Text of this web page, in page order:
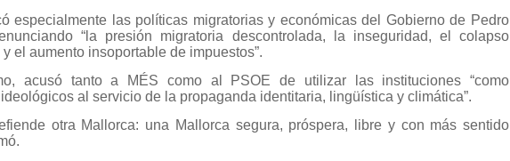
especialmente las políticas migratorias y económicas del Gobierno de Pedro
“la presión migratoria descontrolada, la inseguridad, el colapso
el aumento insoportable de impuestos”.
acusó tanto a MÉS como al PSOE de utilizar las instituciones “como
al servicio de la propaganda identitaria, lingüística y climática”.
otra Mallorca: una Mallorca segura, próspera, libre y con más sentido